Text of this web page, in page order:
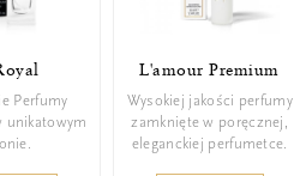
Perfumy
unikatowym
L'amour Premium
Wysokiej jakości perfumy
zamknięte w poręcznej,
eleganckiej perfumetce.